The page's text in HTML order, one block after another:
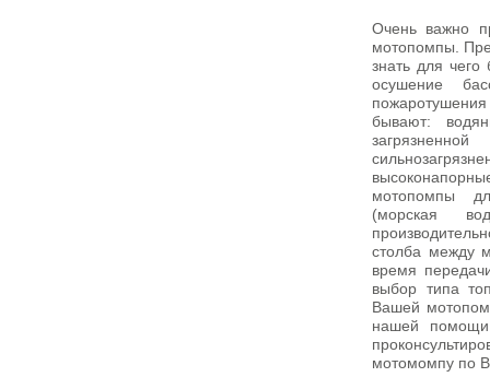
Очень важно
мотопомпы.
знать для чего
осушение
бывают:
мотопомпы
(морская
столба между
время
выбор типа
Вашей
нашей
мотомомпу по